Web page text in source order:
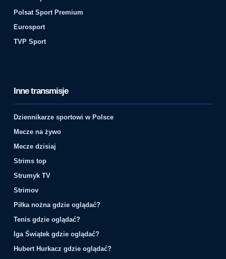
Polsat Sport Premium
Eurosport
TVP Sport
Inne transmisje
Dziennikarze sportowi w Polsce
Mecze na żywo
Mecze dzisiaj
Strims top
Strumyk TV
Strimov
Piłka nożna gdzie oglądać?
Tenis gdzie oglądać?
Iga Świątek gdzie oglądać?
Hubert Hurkacz gdzie oglądać?